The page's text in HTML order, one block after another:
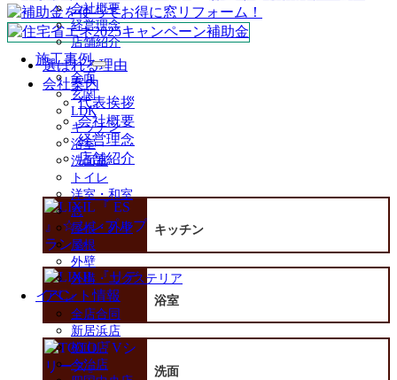
会社概要
経営理念
店舗紹介
施工事例
サ
メ
ニ
ュ
ー
を
展
開
全面
玄関
LDK
キッチン
浴室
洗面室
トイレ
洋室・和室
窓
屋根・外壁
屋根
外壁
外構・エクステリア
イベント情報
全店合同
新居浜店
松山店
今治店
選ばれる理由
会社案内
代表挨拶
会社概要
経営理念
店舗紹介
キッチン
浴室
洗面